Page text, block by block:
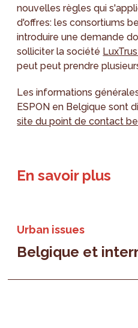
nouvelles règles qui
d'offres: les consortiums
introduire une demande
solliciter la société
peut peut prendre
Les informations
ESPON en Belgique sont
site du point de contact
En savoir plus
Urban issues
Belgique et